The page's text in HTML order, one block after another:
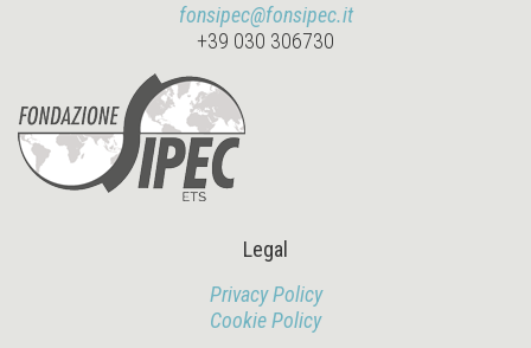
fonsipec@fonsipec.it
+39 030 306730
Legal
Privacy Policy
Cookie Policy